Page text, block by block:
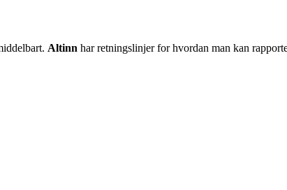
Altinn har retningslinjer for hvordan man kan